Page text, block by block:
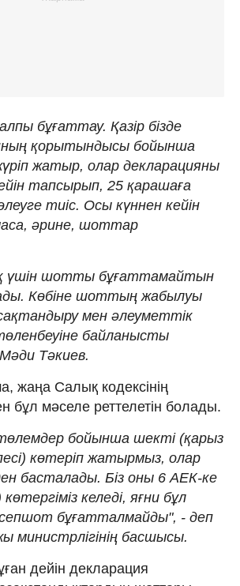
бұғаттау. Қазір бізде
қорытындысы бойынша
жатыр, олар декларацияны
тапсырып, 25 қарашаға
тиіс. Осы күннен кейін
әрине, шоттар
үшін шотты бұғаттамайтын
Көбіне шоттың жабылуы
мен әлеуметтік
байланысты
Тәкиев.
жаңа Салық кодексінің
бұл мәселе реттелетін болады.
бойынша шекті (қарыз
көтеріп жатырмыз, олар
басталады. Біз оны 6 АЕК-ке
келеді, яғни бұл
бұғатталмайды", - деп
министрлігінің басшысы.
дейін декларация